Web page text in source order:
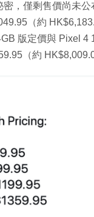
，僅剩售價尚未
（約
版定價與 Pixel 4
（約